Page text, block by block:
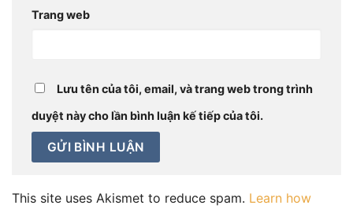
Trang web
Lưu tên của tôi, email, và trang web trong trình
duyệt này cho lần bình luận kế tiếp của tôi.
This site uses Akismet to reduce spam. Learn how